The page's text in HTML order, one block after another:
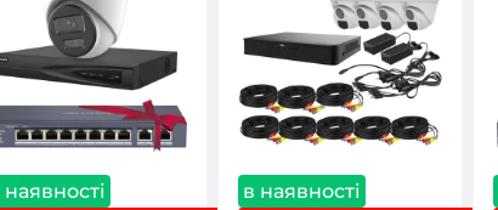
наявності
в наявності